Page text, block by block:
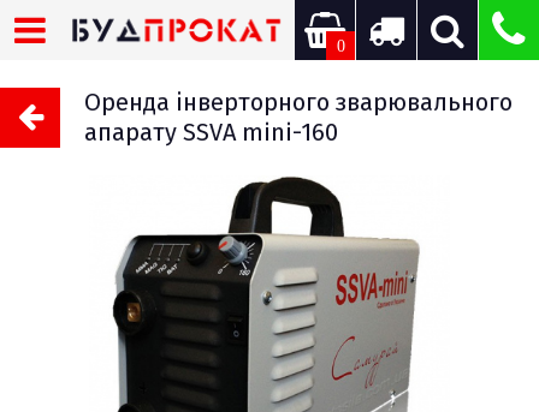
0
Оренда інверторного зварювального
апарату SSVA mini-160